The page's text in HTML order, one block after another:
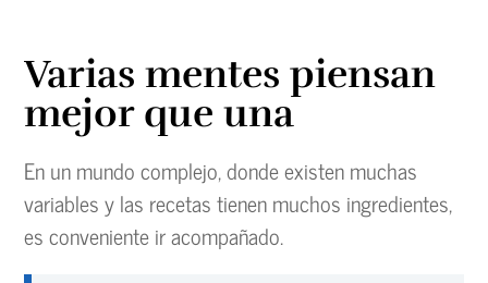
Varias mentes piensan
mejor que una
En un mundo complejo, donde existen muchas
variables y las recetas tienen muchos ingredientes,
es conveniente ir acompañado.